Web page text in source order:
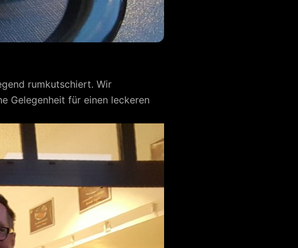
rumkutschiert. Wir
Gelegenheit für einen leckeren